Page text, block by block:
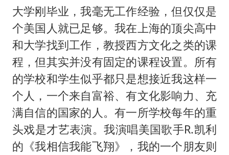
中国女篮70-67险胜尼日利亚女篮
名创优品回应女子吐槽内裤质量差
夯实基础开新局
大学刚毕业，我毫无工作经验，但仅仅是
个美国人就已足够。我在上海的顶尖高中
和大学找到工作，教授西方文化之类的课
程，但其实并没有固定的课程设置。所有
的学校和学生似乎都只是想接近我这样一
个人，一个来自富裕、有文化影响力、充
满自信的国家的人。有一所学校每年的重
头戏是才艺表演。我演唱美国歌手R.凯利
的《我相信我能飞翔》，我的一个朋友则